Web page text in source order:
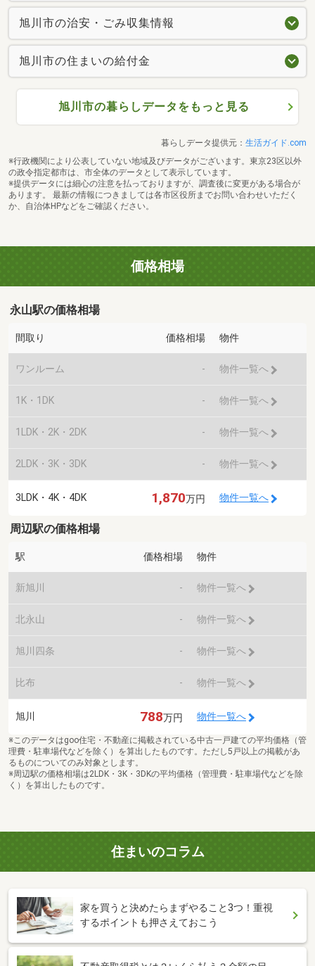
旭川市の治安・ごみ収集情報
旭川市の住まいの給付金
旭川市の暮らしデータをもっと見る
暮らしデータ提供元： 生活ガイド.com
※行政機関により公表していない地域及びデータがございます。東京23区以外
の政令指定都市は、市全体のデータとして表示しています。
※提供データには細心の注意を払っておりますが、調査後に変更がある場合が
あります。 最新の情報につきましては各市区役所までお問い合わせいただく
か、自治体HPなどをご確認ください。
価格相場
永山駅の価格相場
間取り 価格相場 物件
ワンルーム - 物件一覧へ
1K・1DK - 物件一覧へ
1LDK・2K・2DK - 物件一覧へ
2LDK・3K・3DK - 物件一覧へ
3LDK・4K・4DK 1,870万円 物件一覧へ
周辺駅の価格相場
駅 価格相場 物件
新旭川 - 物件一覧へ
北永山 - 物件一覧へ
旭川四条 - 物件一覧へ
比布 - 物件一覧へ
旭川 788万円 物件一覧へ
※このデータはgoo住宅・不動産に掲載されている中古一戸建ての平均価格（管
理費・駐車場代などを除く）を算出したものです。ただし5戸以上の掲載があ
るものについてのみ対象とします。
※周辺駅の価格相場は2LDK・3K・3DKの平均価格（管理費・駐車場代などを除
く）を算出したものです。
住まいのコラム
家を買うと決めたらまずやること3つ！重視
するポイントも押さえておこう